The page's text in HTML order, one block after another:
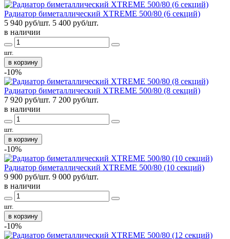
Радиатор биметаллический XTREME 500/80 (6 секций)
5 940 руб/шт. 5 400 руб/шт.
в наличии
шт.
в корзину
-10%
Радиатор биметаллический XTREME 500/80 (8 секций)
7 920 руб/шт. 7 200 руб/шт.
в наличии
шт.
в корзину
-10%
Радиатор биметаллический XTREME 500/80 (10 секций)
9 900 руб/шт. 9 000 руб/шт.
в наличии
шт.
в корзину
-10%